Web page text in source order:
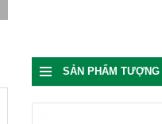
SẢN PHẨM